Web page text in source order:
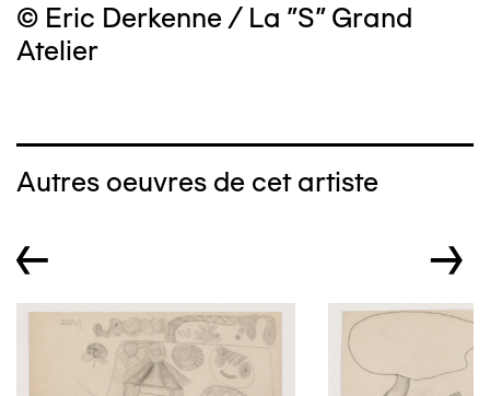
© Eric Derkenne / La "S" Grand
Atelier
Autres oeuvres de cet artiste
← →